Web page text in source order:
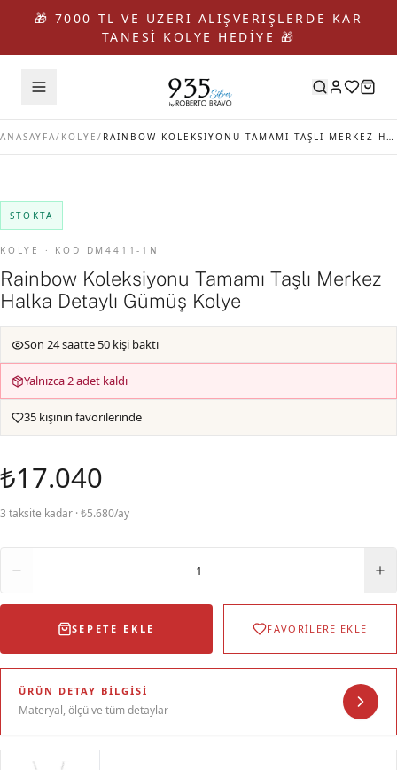
🎁 7000 TL VE ÜZERİ ALIŞVERİŞLERDE KAR
TANESİ KOLYE HEDİYE 🎁
ANASAYFA/ KOLYE / RAINBOW KOLEKSIYONU TAMAMI TAŞLI MERKEZ HALKA DETAYLI GÜMÜŞ KOLYE
STOKTA
KOLYE · KOD DM4411-1N
Rainbow Koleksiyonu Tamamı Taşlı Merkez
Halka Detaylı Gümüş Kolye
Son 24 saatte 50 kişi baktı
Yalnızca 2 adet kaldı
35 kişinin favorilerinde
₺17.040
3 taksite kadar · ₺5.680/ay
1
SEPETE EKLE FAVORİLERE EKLE
ÜRÜN DETAY BILGISI
Materyal, ölçü ve tüm detaylar